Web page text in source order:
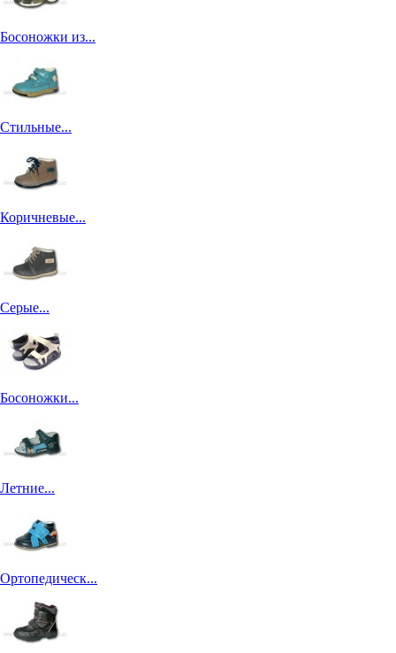
Босоножки из...
Стильные...
Коричневые...
Серые...
Босоножки...
Летние...
Ортопедическ...